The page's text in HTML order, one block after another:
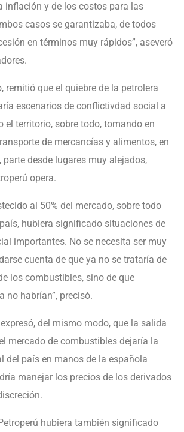
inflación y de los costos para las
casos se garantizaba, de todos
en términos muy rápidos”, aseveró
remitió que el quiebre de la petrolera
escenarios de conflictivdad social a
el territorio, sobre todo, tomando en
de mercancías y alimentos, en
parte desde lugares muy alejados,
opera.
al 50% del mercado, sobre todo
hubiera significado situaciones de
importantes. No se necesita ser muy
cuenta de que ya no se trataría de
los combustibles, sino de que
no habrían”, precisó.
del mismo modo, que la salida
mercado de combustibles dejaría la
del país en manos de la española
manejar los precios de los derivados
hubiera también significado